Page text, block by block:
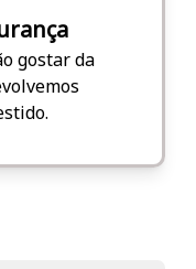
gostar da